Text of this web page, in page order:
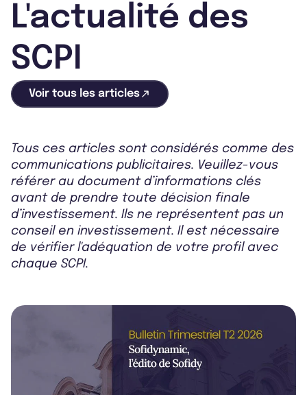
L'actualité des
SCPI
Voir tous les articles
Tous ces articles sont considérés comme des
communications publicitaires. Veuillez-vous
référer au document d’informations clés
avant de prendre toute décision finale
d’investissement. Ils ne représentent pas un
conseil en investissement. Il est nécessaire
de vérifier l'adéquation de votre profil avec
chaque SCPI.